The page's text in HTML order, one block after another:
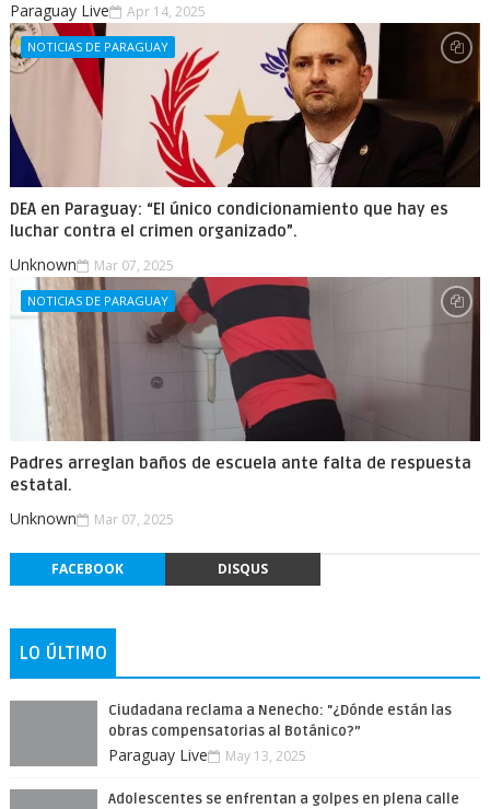
Paraguay Live Apr 14, 2025
NOTICIAS DE PARAGUAY
DEA en Paraguay: “El único condicionamiento que hay es
luchar contra el crimen organizado”.
Unknown Mar 07, 2025
NOTICIAS DE PARAGUAY
Padres arreglan baños de escuela ante falta de respuesta
estatal.
Unknown Mar 07, 2025
FACEBOOK DISQUS
LO ÚLTIMO
Ciudadana reclama a Nenecho: "¿Dónde están las
obras compensatorias al Botánico?”
Paraguay Live May 13, 2025
Adolescentes se enfrentan a golpes en plena calle